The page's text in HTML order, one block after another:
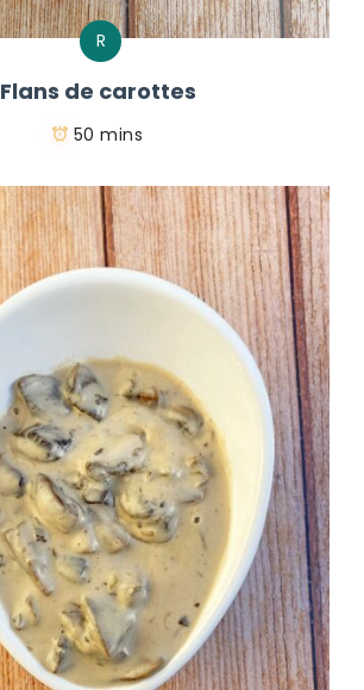
R
Flans de carottes
50 mins